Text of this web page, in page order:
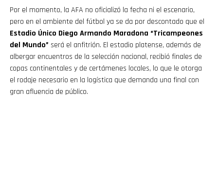
Por el momento, la AFA no oficializó la fecha ni el escenario,
pero en el ambiente del fútbol ya se da por descontado que el
Estadio Único Diego Armando Maradona “Tricampeones
del Mundo” será el anfitrión. El estadio platense, además de
albergar encuentros de la selección nacional, recibió finales de
copas continentales y de certámenes locales, lo que le otorga
el rodaje necesario en la logística que demanda una final con
gran afluencia de público.